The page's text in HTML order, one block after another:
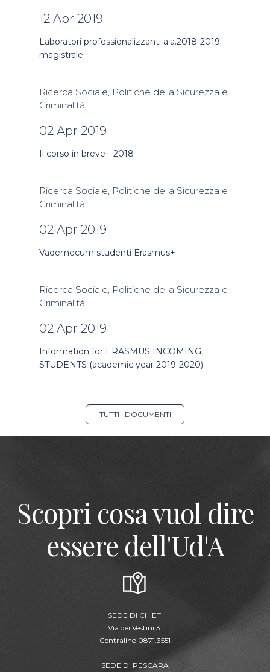
12 Apr 2019
Laboratori professionalizzanti a.a.2018-2019
magistrale
Ricerca Sociale, Politiche della Sicurezza e
Criminalità
02 Apr 2019
Il corso in breve - 2018
Ricerca Sociale, Politiche della Sicurezza e
Criminalità
02 Apr 2019
Vademecum studenti Erasmus+
Ricerca Sociale, Politiche della Sicurezza e
Criminalità
02 Apr 2019
Information for ERASMUS INCOMING
STUDENTS (academic year 2019-2020)
TUTTI I DOCUMENTI
Scopri cosa vuol dire
essere dell'Ud'A
SEDE DI CHIETI
Via dei Vestini,31
Centralino 0871.3551
SEDE DI PESCARA